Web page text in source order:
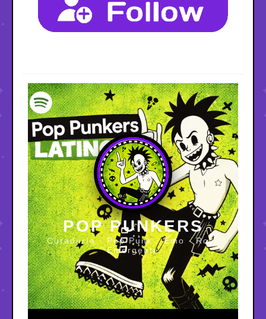
POP PUNKERS
Curaduría · Pop Punk · Emo · Rock
Emergente